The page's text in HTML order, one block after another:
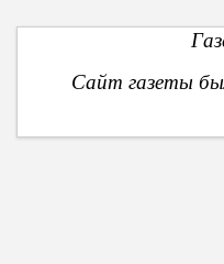
Сайт газеты